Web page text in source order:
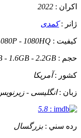
اکران : 2022
ژانر :کمدی
کيفيت : - 1080HQ
حجم : - 1.6GB - 2.2GB
کشور :آمریکا
زبان :انگلیسی -
:
5.8
رده سني :بزرگسال